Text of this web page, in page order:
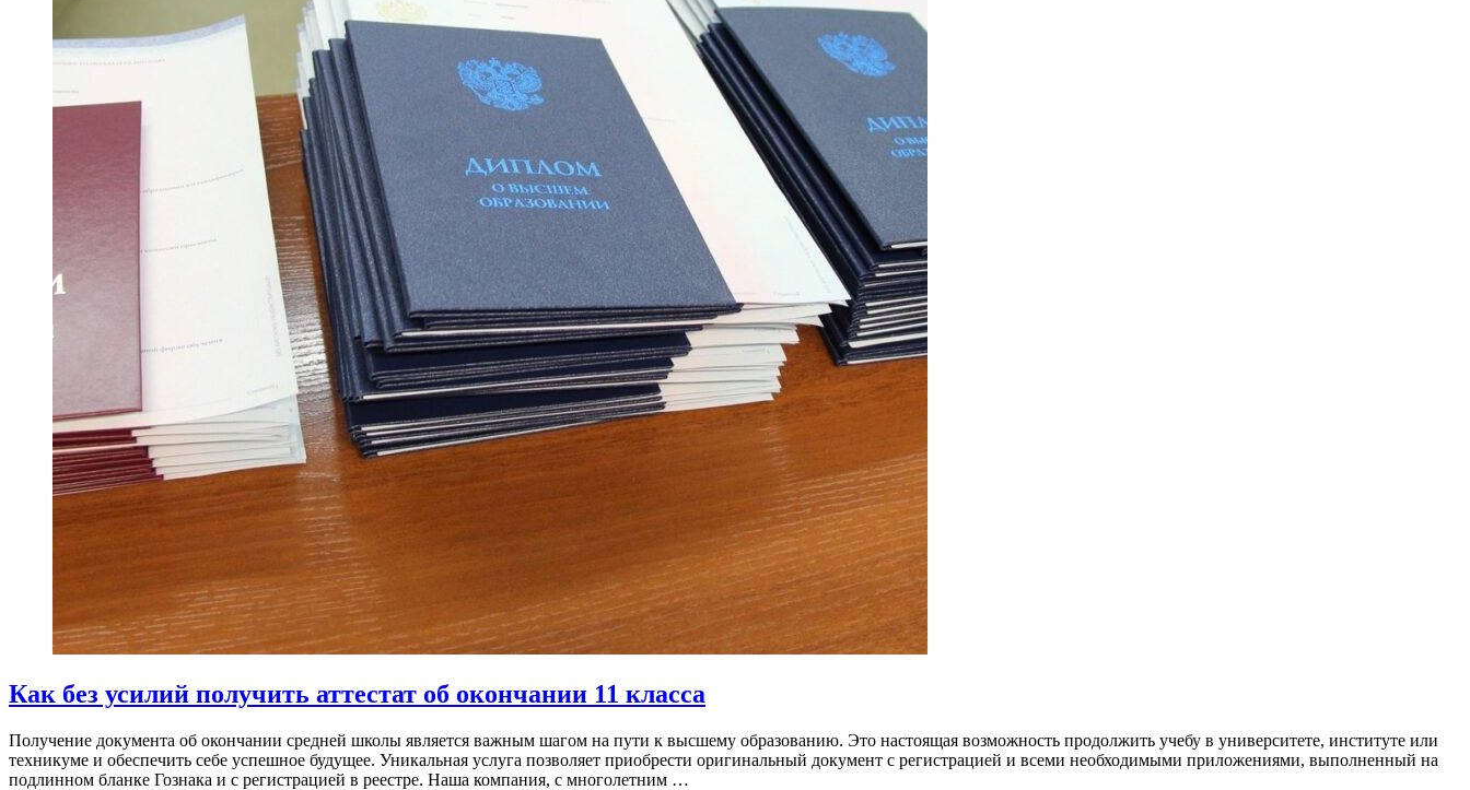
Как без усилий получить аттестат об окончании 11 класса
Получение документа об окончании средней школы является важным шагом на пути к высшему образованию. Это настоящая возможность продолжить учебу в университете, институте или
техникуме и обеспечить себе успешное будущее. Уникальная услуга позволяет приобрести оригинальный документ с регистрацией и всеми необходимыми приложениями, выполненный на
подлинном бланке Гознака и с регистрацией в реестре. Наша компания, с многолетним …